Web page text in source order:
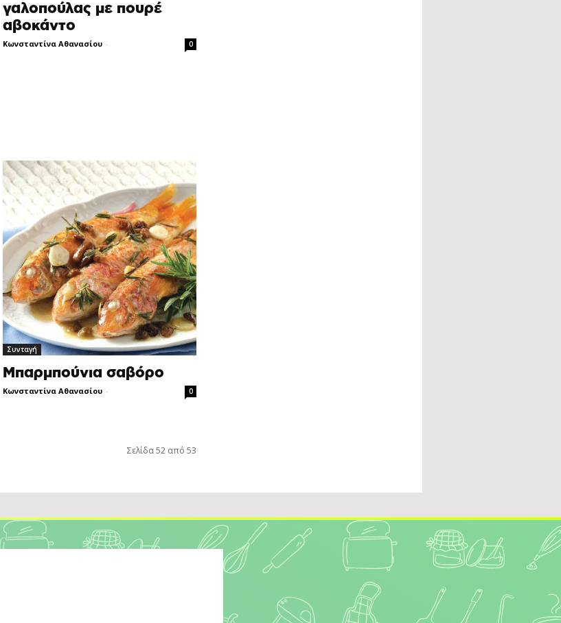
γαλοπούλας με πουρέ
αβοκάντο
Κωνσταντίνα Αθανασίου - 0
Συνταγή
Μπαρμπούνια σαβόρo
Κωνσταντίνα Αθανασίου - 0
Σελίδα 52 από 53